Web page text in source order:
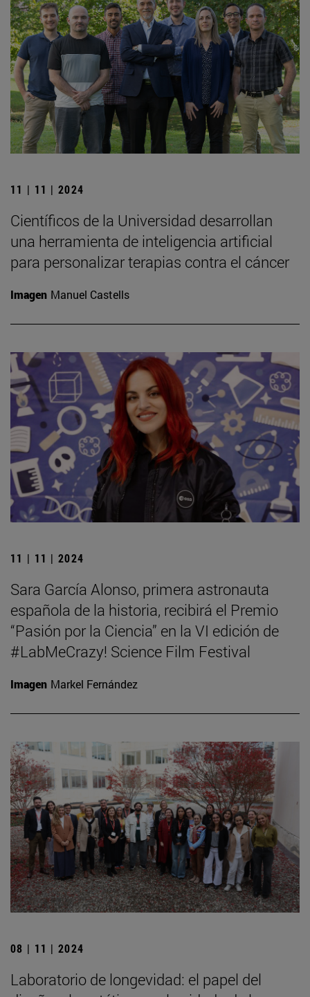
11 | 11 | 2024
Científicos de la Universidad desarrollan
una herramienta de inteligencia artificial
para personalizar terapias contra el cáncer
Imagen Manuel Castells
11 | 11 | 2024
Sara García Alonso, primera astronauta
española de la historia, recibirá el Premio
“Pasión por la Ciencia” en la VI edición de
#LabMeCrazy! Science Film Festival
Imagen Markel Fernández
08 | 11 | 2024
Laboratorio de longevidad: el papel del